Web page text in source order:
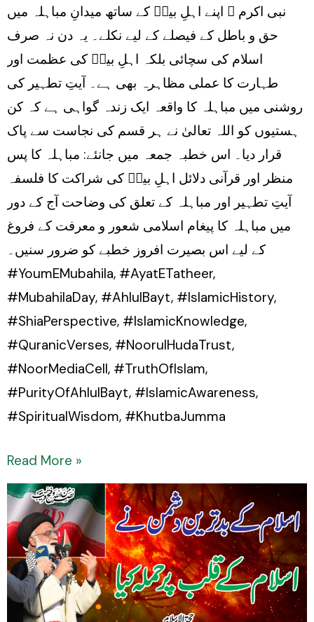
نبی اکرم ﷺ اپنے اہلِ بیتؑ کے ساتھ میدانِ مباہلہ میں
حق و باطل کے فیصلے کے لیے نکلے۔ یہ دن نہ صرف
اسلام کی سچائی بلکہ اہلِ بیتؑ کی عظمت اور
طہارت کا عملی مظاہرہ بھی ہے۔ آیتِ تطہیر کی
روشنی میں مباہلہ کا واقعہ ایک زندہ گواہی ہے کہ کن
ہستیوں کو اللہ تعالیٰ نے ہر قسم کی نجاست سے پاک
قرار دیا۔ اس خطبہ جمعہ میں جانئے: مباہلہ کا پس
منظر اور قرآنی دلائل اہلِ بیتؑ کی شراکت کا فلسفہ
آیتِ تطہیر اور مباہلہ کے تعلق کی وضاحت آج کے دور
میں مباہلہ کا پیغام اسلامی شعور و معرفت کے فروغ
کے لیے اس بصیرت افروز خطبے کو ضرور سنیں۔
#YoumEMubahila, #AyatETatheer,
#MubahilaDay, #AhlulBayt, #IslamicHistory,
#ShiaPerspective, #IslamicKnowledge,
#QuranicVerses, #NoorulHudaTrust,
#NoorMediaCell, #TruthOfIslam,
#PurityOfAhlulBayt, #IslamicAwareness,
#SpiritualWisdom, #KhutbaJumma
Read More »
Islam
ke
badtareen
dushman
ne
Islam